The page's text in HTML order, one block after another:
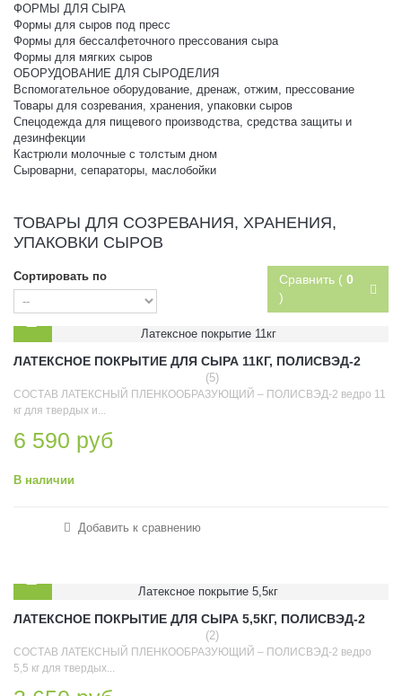
ФОРМЫ ДЛЯ СЫРА
Формы для сыров под пресс
Формы для бессалфеточного прессования сыра
Формы для мягких сыров
ОБОРУДОВАНИЕ ДЛЯ СЫРОДЕЛИЯ
Вспомогательное оборудование, дренаж, отжим, прессование
Товары для созревания, хранения, упаковки сыров
Спецодежда для пищевого производства, средства защиты и
дезинфекции
Кастрюли молочные с толстым дном
Сыроварни, сепараторы, маслобойки
ТОВАРЫ ДЛЯ СОЗРЕВАНИЯ, ХРАНЕНИЯ,
УПАКОВКИ СЫРОВ
Сортировать по Сравнить (0
)
ЛАТЕКСНОЕ ПОКРЫТИЕ ДЛЯ СЫРА 11КГ, ПОЛИСВЭД-2
(5)
СОСТАВ ЛАТЕКСНЫЙ ПЛЕНКООБРАЗУЮЩИЙ – ПОЛИСВЭД-2 ведро 11
кг для твердых и...
6 590 руб
В наличии
Добавить к сравнению
ЛАТЕКСНОЕ ПОКРЫТИЕ ДЛЯ СЫРА 5,5КГ, ПОЛИСВЭД-2
(2)
СОСТАВ ЛАТЕКСНЫЙ ПЛЕНКООБРАЗУЮЩИЙ – ПОЛИСВЭД-2 ведро
5,5 кг для твердых...